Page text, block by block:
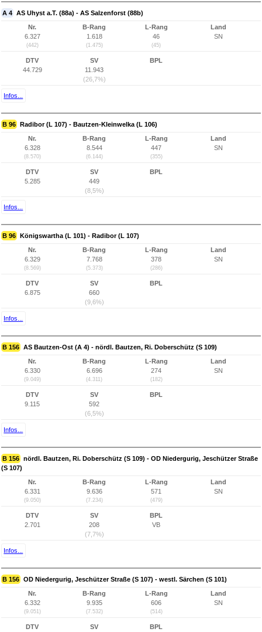
A 4 AS Uhyst a.T. (88a) - AS Salzenforst (88b)
Nr.
6.327
(442)
B-Rang
1.618
(1.475)
L-Rang
46
(45)
Land
SN
DTV
44.729
SV
11.943
(26,7%)
BPL
Infos...
B 96 Radibor (L 107) - Bautzen-Kleinwelka (L 106)
Nr.
6.328
(8.570)
B-Rang
8.544
(6.144)
L-Rang
447
(355)
Land
SN
DTV
5.285
SV
449
(8,5%)
BPL
Infos...
B 96 Königswartha (L 101) - Radibor (L 107)
Nr.
6.329
(8.569)
B-Rang
7.768
(5.373)
L-Rang
378
(286)
Land
SN
DTV
6.875
SV
660
(9,6%)
BPL
Infos...
B 156 AS Bautzen-Ost (A 4) - nördl. Bautzen, Ri. Doberschütz (S 109)
Nr.
6.330
(9.049)
B-Rang
6.696
(4.311)
L-Rang
274
(182)
Land
SN
DTV
9.115
SV
592
(6,5%)
BPL
Infos...
B 156 nördl. Bautzen, Ri. Doberschütz (S 109) - OD Niedergurig, Jeschützer Straße
(S 107)
Nr.
6.331
(9.050)
B-Rang
9.636
(7.234)
L-Rang
571
(479)
Land
SN
DTV
2.701
SV
208
(7,7%)
BPL
VB
Infos...
B 156 OD Niedergurig, Jeschützer Straße (S 107) - westl. Särchen (S 101)
Nr.
6.332
(9.051)
B-Rang
9.935
(7.532)
L-Rang
606
(514)
Land
SN
DTV SV BPL